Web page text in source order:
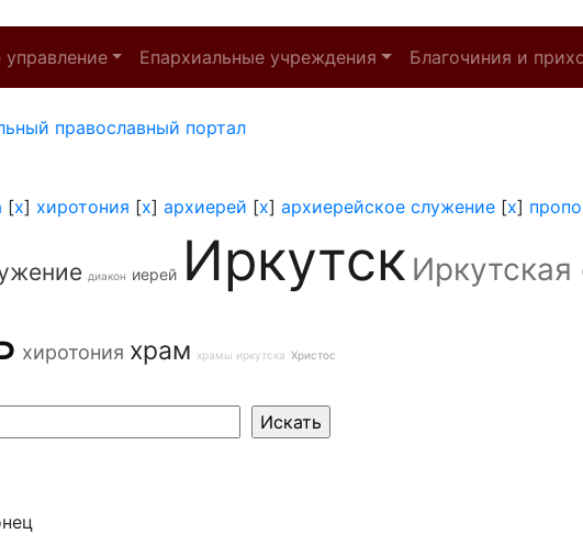
управление Епархиальные учреждения Благочиния и
православный портал
[x] хиротония [x] архиерей [x] архиерейское служение [x]
диакон иерей Иркутск Иркутская
хиротония храм храмы иркутска Христос